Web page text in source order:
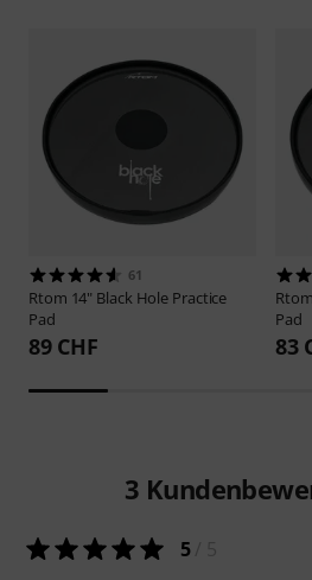
61
Rtom 14" Black Hole Practice
Pad
89 CHF
Rtom
Pad
83
3
5/ 5